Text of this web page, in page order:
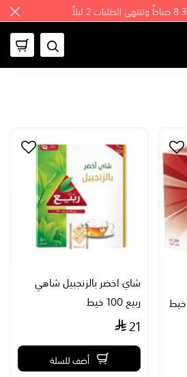
شاي اخضر بالزنجبيل شاهي
ربيع 100 خيط
21
أضف للسلة